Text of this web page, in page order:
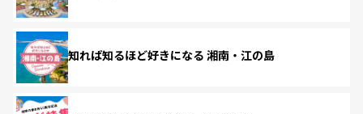
知れば知るほど好きになる 湘南・江の島